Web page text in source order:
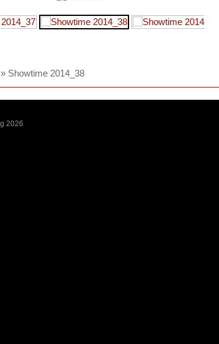
» Showtime 2014_38
2026